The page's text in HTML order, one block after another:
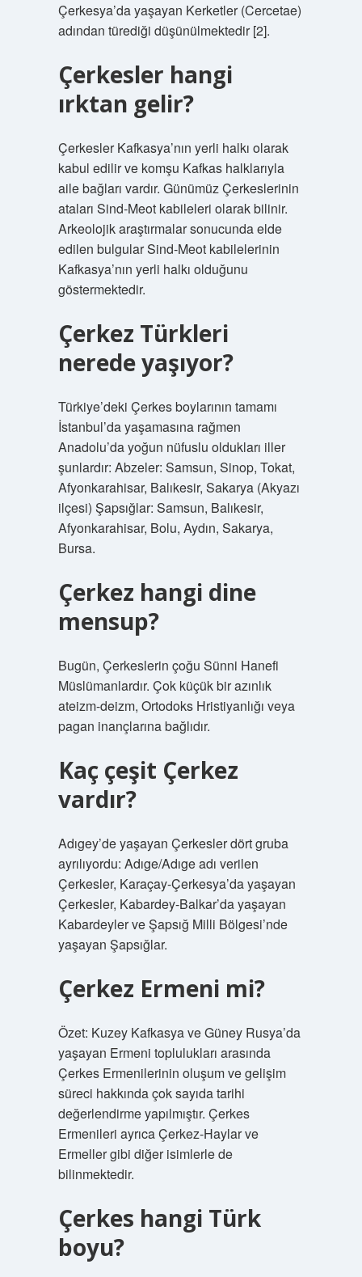
Çerkesya’da yaşayan Kerketler (Cercetae)
adından türediği düşünülmektedir [2].
Çerkesler hangi
ırktan gelir?
Çerkesler Kafkasya’nın yerli halkı olarak
kabul edilir ve komşu Kafkas halklarıyla
aile bağları vardır. Günümüz Çerkeslerinin
ataları Sind-Meot kabileleri olarak bilinir.
Arkeolojik araştırmalar sonucunda elde
edilen bulgular Sind-Meot kabilelerinin
Kafkasya’nın yerli halkı olduğunu
göstermektedir.
Çerkez Türkleri
nerede yaşıyor?
Türkiye’deki Çerkes boylarının tamamı
İstanbul’da yaşamasına rağmen
Anadolu’da yoğun nüfuslu oldukları iller
şunlardır: Abzeler: Samsun, Sinop, Tokat,
Afyonkarahisar, Balıkesir, Sakarya (Akyazı
ilçesi) Şapsığlar: Samsun, Balıkesir,
Afyonkarahisar, Bolu, Aydın, Sakarya,
Bursa.
Çerkez hangi dine
mensup?
Bugün, Çerkeslerin çoğu Sünni Hanefi
Müslümanlardır. Çok küçük bir azınlık
ateizm-deizm, Ortodoks Hristiyanlığı veya
pagan inançlarına bağlıdır.
Kaç çeşit Çerkez
vardır?
Adıgey’de yaşayan Çerkesler dört gruba
ayrılıyordu: Adıge/Adıge adı verilen
Çerkesler, Karaçay-Çerkesya’da yaşayan
Çerkesler, Kabardey-Balkar’da yaşayan
Kabardeyler ve Şapsığ Milli Bölgesi’nde
yaşayan Şapsığlar.
Çerkez Ermeni mi?
Özet: Kuzey Kafkasya ve Güney Rusya’da
yaşayan Ermeni toplulukları arasında
Çerkes Ermenilerinin oluşum ve gelişim
süreci hakkında çok sayıda tarihi
değerlendirme yapılmıştır. Çerkes
Ermenileri ayrıca Çerkez-Haylar ve
Ermeller gibi diğer isimlerle de
bilinmektedir.
Çerkes hangi Türk
boyu?